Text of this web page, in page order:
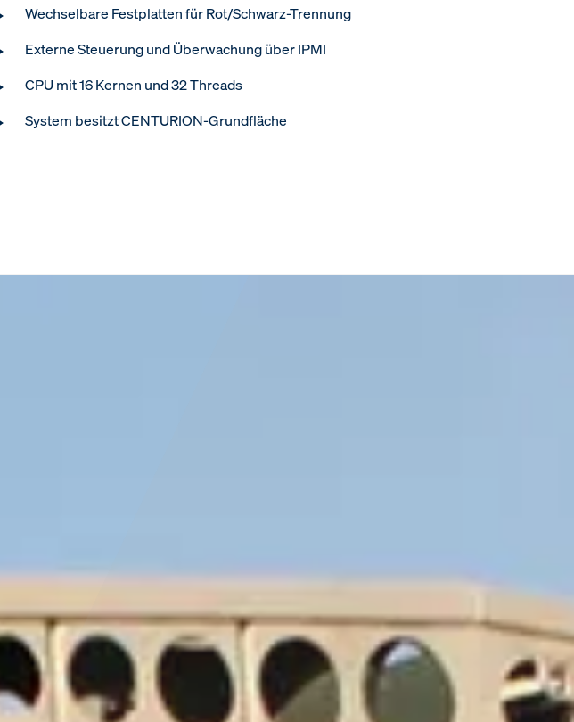
Wechselbare Festplatten für Rot/Schwarz-Trennung
Externe Steuerung und Überwachung über IPMI
CPU mit 16 Kernen und 32 Threads
System besitzt CENTURION-Grundfläche